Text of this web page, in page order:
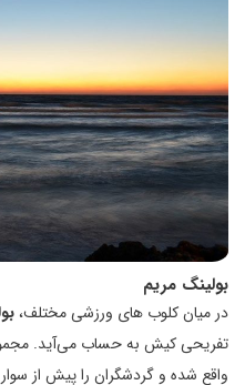
بولینگ مریم
در میان کلوب های ورزشی مختلف،
تفریحی کیش به حساب می‌آید.
واقع شده و گردشگران را پیش از